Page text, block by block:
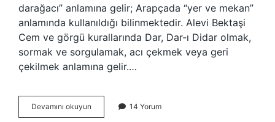
darağacı” anlamına gelir; Arapçada “yer ve mekan”
anlamında kullanıldığı bilinmektedir. Alevi Bektaşi
Cem ve görgü kurallarında Dar, Dar-ı Didar olmak,
sormak ve sorgulamak, acı çekmek veya geri
çekilmek anlamına gelir.…
Devamını okuyun
Ne
14 Yorum